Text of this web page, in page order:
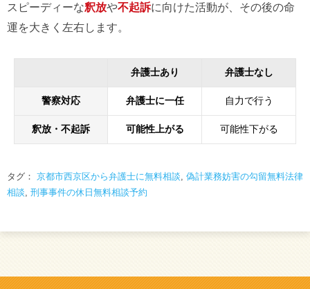
スピーディーな釈放や不起訴に向けた活動が、その後の命
運を大きく左右します。
弁護士あり 弁護士なし
警察対応 弁護士に一任 自力で行う
釈放・不起訴 可能性上がる 可能性下がる
タグ： 京都市西京区から弁護士に無料相談, 偽計業務妨害の勾留無料法律
相談, 刑事事件の休日無料相談予約